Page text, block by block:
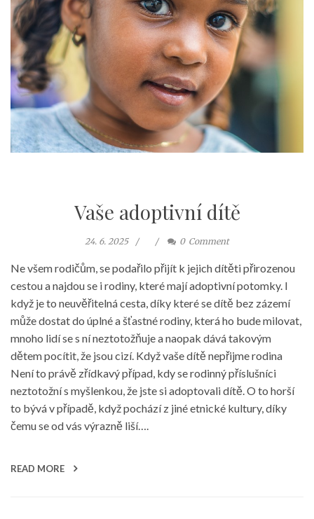
Vaše adoptivní dítě
24. 6. 2025 0 Comment
Ne všem rodičům, se podařilo přijít k jejich dítěti přirozenou
cestou a najdou se i rodiny, které mají adoptivní potomky. I
když je to neuvěřitelná cesta, díky které se dítě bez zázemí
může dostat do úplné a šťastné rodiny, která ho bude milovat,
mnoho lidí se s ní neztotožňuje a naopak dává takovým
dětem pocítit, že jsou cizí. Když vaše dítě nepřijme rodina
Není to právě zřídkavý případ, kdy se rodinný příslušníci
neztotožní s myšlenkou, že jste si adoptovali dítě. O to horší
to bývá v případě, když pochází z jiné etnické kultury, díky
čemu se od vás výrazně liší….
READ MORE